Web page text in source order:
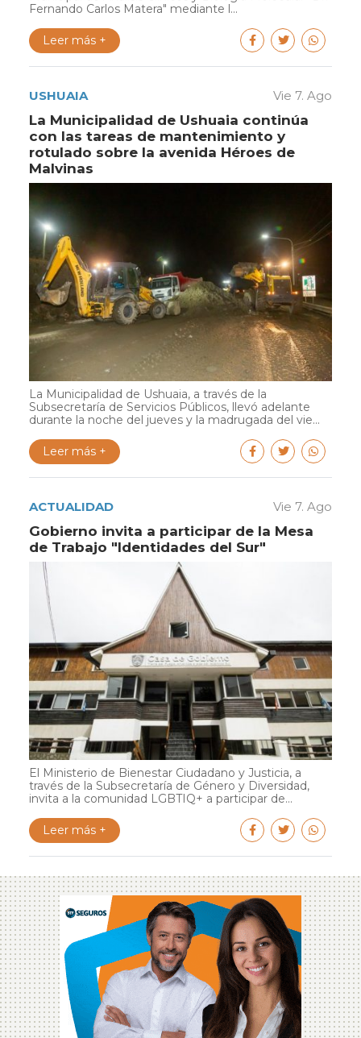
Fernando Carlos Matera" mediante l...
Leer más +
USHUAIA Vie 7. Ago
La Municipalidad de Ushuaia continúa
con las tareas de mantenimiento y
rotulado sobre la avenida Héroes de
Malvinas
La Municipalidad de Ushuaia, a través de la
Subsecretaría de Servicios Públicos, llevó adelante
durante la noche del jueves y la madrugada del vie...
Leer más +
ACTUALIDAD Vie 7. Ago
Gobierno invita a participar de la Mesa
de Trabajo "Identidades del Sur"
El Ministerio de Bienestar Ciudadano y Justicia, a
través de la Subsecretaría de Género y Diversidad,
invita a la comunidad LGBTIQ+ a participar de...
Leer más +